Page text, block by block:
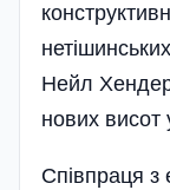
Нейл
нових висот
Співпраця з